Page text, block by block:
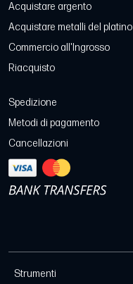
Acquistare argento
Acquistare metalli del platino
Commercio all'Ingrosso
Riacquisto
Spedizione
Metodi di pagamento
Cancellazioni
Strumenti